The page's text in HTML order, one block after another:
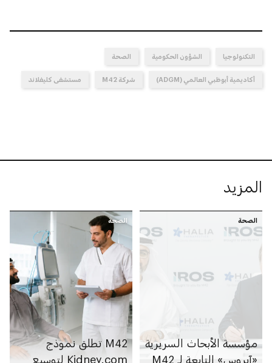
التكنولوجيا الشؤون الحكومية الصحة
أكاديمية أبوظبي العالمي (ADGM) شركة M42 مستشفى كليفلاند
المزيد
الصحة
مؤسسة الأبحاث السريرية
«آيروس» التابعة لـ M42
الصحة
M42 تطلق نموذج
Kidney.com لتوسيع